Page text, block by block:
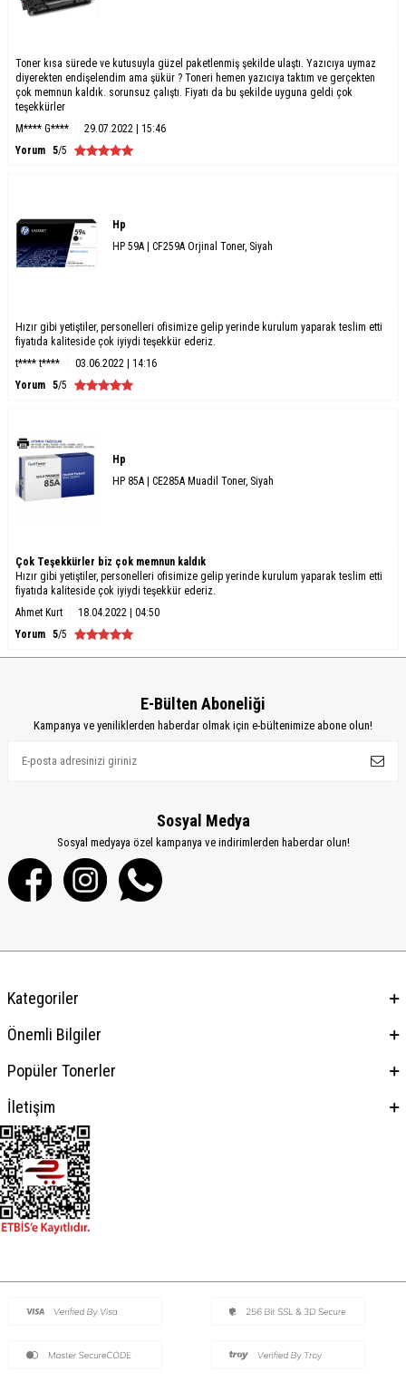
Toner kısa sürede ve kutusuyla güzel paketlenmiş şekilde ulaştı. Yazıcıya uymaz
diyerekten endişelendim ama şükür ? Toneri hemen yazıcıya taktım ve gerçekten
çok memnun kaldık. sorunsuz çalıştı. Fiyatı da bu şekilde uyguna geldi çok
teşekkürler
M**** G****
29.07.2022 | 15:46
Yorum 5/5
Hp
HP 59A | CF259A Orjinal Toner, Siyah
Hızır gibi yetiştiler, personelleri ofisimize gelip yerinde kurulum yaparak teslim etti
fiyatıda kaliteside çok iyiydi teşekkür ederiz.
t**** t****
03.06.2022 | 14:16
Yorum 5/5
Hp
HP 85A | CE285A Muadil Toner, Siyah
Çok Teşekkürler biz çok memnun kaldık
Hızır gibi yetiştiler, personelleri ofisimize gelip yerinde kurulum yaparak teslim etti
fiyatıda kaliteside çok iyiydi teşekkür ederiz.
Ahmet Kurt
18.04.2022 | 04:50
Yorum 5/5
E-Bülten Aboneliği
Kampanya ve yeniliklerden haberdar olmak için e-bültenimize abone olun!
Sosyal Medya
Sosyal medyaya özel kampanya ve indirimlerden haberdar olun!
Kategoriler
Önemli Bilgiler
Popüler Tonerler
İletişim